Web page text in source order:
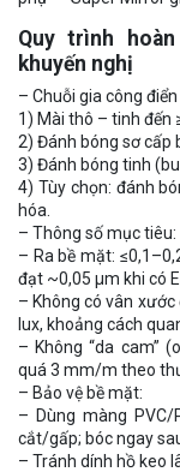
Quy trình
khuyến nghị
– Chuỗi gia công điển
1) Mài thô – tinh đến
2) Đánh bóng sơ cấp
3) Đánh bóng tinh
4) Tùy chọn: đánh
hóa.
– Thông số mục tiêu:
– Ra bề mặt:
đạt ~0,05 μm khi có
– Không có vân
lux, khoảng cách
– Không “da cam”
quá 3 mm/m theo
– Bảo vệ bề mặt:
– Dùng màng
cắt/gấp; bóc ngay
– Tránh dính hồ keo